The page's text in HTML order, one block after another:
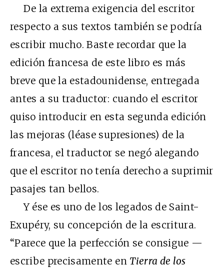
De la extrema exigencia del escritor
respecto a sus textos también se podría
escribir mucho. Baste recordar que la
edición francesa de este libro es más
breve que la estadounidense, entregada
antes a su traductor: cuando el escritor
quiso introducir en esta segunda edición
las mejoras (léase supresiones) de la
francesa, el traductor se negó alegando
que el escritor no tenía derecho a suprimir
pasajes tan bellos.
Y ése es uno de los legados de Saint-
Exupéry, su concepción de la escritura.
“Parece que la perfección se consigue —
escribe precisamente en Tierra de los